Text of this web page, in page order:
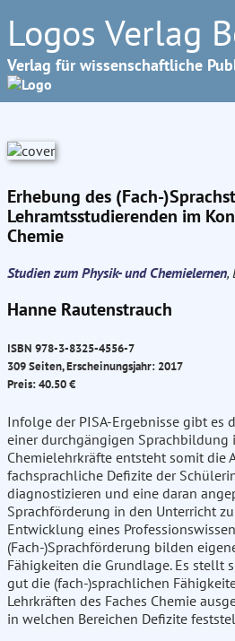
Logos Verlag
Verlag für wissenschaftliche
Erhebung des (Fach-
Lehramtsstudierenden im
Chemie
Studien zum Physik- und Chemielernen,
Hanne Rautenstrauch
ISBN 978-3-8325-4556-7
309 Seiten, Erscheinungsjahr: 2017
Preis: 40.50 €
Infolge der PISA-Ergebnisse gibt es
einer durchgängigen Sprachbildung
Chemielehrkräfte entsteht somit die
fachsprachliche Defizite der
diagnostizieren und eine daran
Sprachförderung in den Unterricht
Entwicklung eines
(Fach-)Sprachförderung bilden
Fähigkeiten die Grundlage. Es stellt
gut die (fach-)sprachlichen
Lehrkräften des Faches Chemie
in welchen Bereichen Defizite